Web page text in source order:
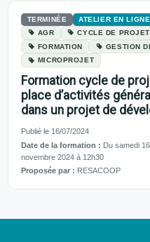
TERMINÉE ATELIER EN LIGNE
AGR
CYCLE DE PROJET
FORMATION
GESTION
MICROPROJET
Formation cycle de
place d’activités
dans un projet de
Publié le 16/07/2024
Date de la formation : Du samedi
novembre 2024 à 12h30
Proposée par : RESACOOP